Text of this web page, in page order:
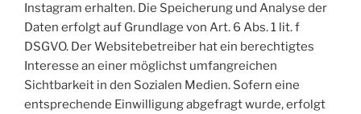
Instagram erhalten. Die Speicherung und Analyse der
Daten erfolgt auf Grundlage von Art. 6 Abs. 1 lit. f
DSGVO. Der Websitebetreiber hat ein berechtigtes
Interesse an einer möglichst umfangreichen
Sichtbarkeit in den Sozialen Medien. Sofern eine
entsprechende Einwilligung abgefragt wurde, erfolgt